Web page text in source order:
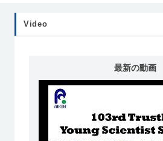
Video
最新の動画